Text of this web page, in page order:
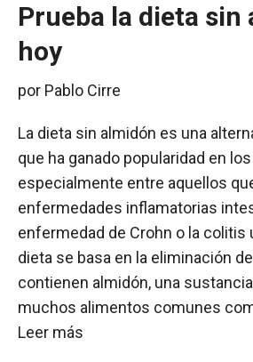
Prueba la dieta sin
hoy
por Pablo Cirre
La dieta sin almidón es una
que ha ganado popularidad en
especialmente entre aquellos
enfermedades inflamatorias
enfermedad de Crohn o la colitis
dieta se basa en la eliminación
contienen almidón, una
muchos alimentos comunes
Leer más